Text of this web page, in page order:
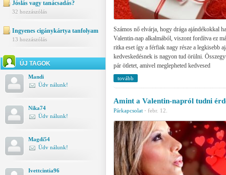
Jóslás vagy tanácsadás?
32 hozzászólás
Ingyenes cigánykártya tanfolyam
13 hozzászólás
ÚJ TAGOK
Mandi
Üdv nálunk!
Nika74
Üdv nálunk!
Magdi54
Üdv nálunk!
Ivettcintia96
Számos nő elvárja, hogy drága ajándékokkal
Valentin-nap alkalmából, viszont fordítva ez
ritka eset így a férfiak nagy része a legkisebb
kedveskedésnek is nagyon tud örülni.
pár ötletet, amivel meglepheted kedvesed
tovább
Amint a Valentin-napról tudni
Párkapcsolat · febr. 12.